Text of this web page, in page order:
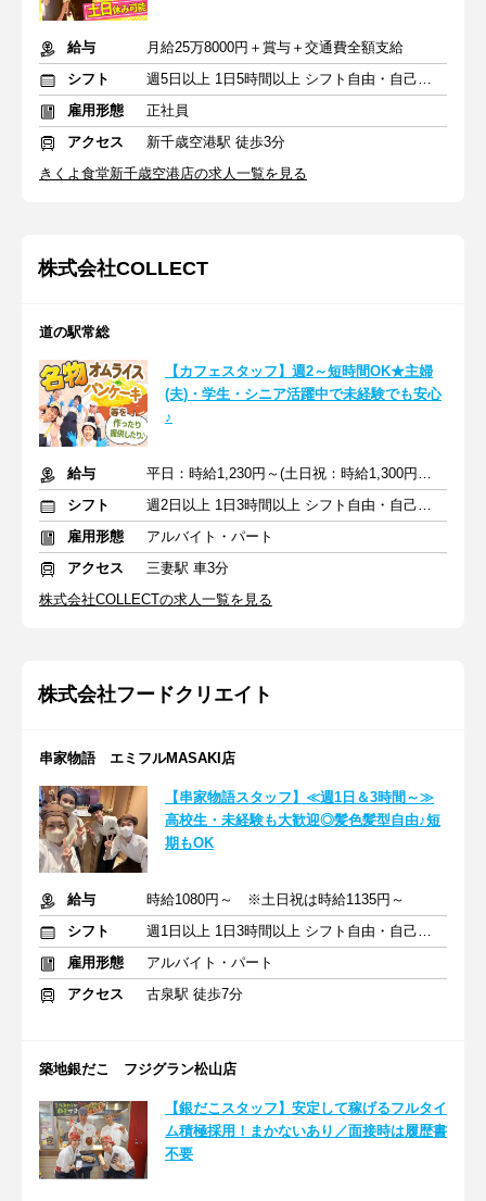
給与
月給25万8000円＋賞与＋交通費全額支給
シフト
週5日以上 1日5時間以上 シフト自由・自己申告
雇用形態
正社員
アクセス
新千歳空港駅 徒歩3分
きくよ食堂新千歳空港店の求人一覧を見る
株式会社COLLECT
道の駅常総
【カフェスタッフ】週2～短時間OK★主婦
(夫)・学生・シニア活躍中で未経験でも安心
♪
給与
平日：時給1,230円～(土日祝：時給1,300円～)＋交通費
シフト
週2日以上 1日3時間以上 シフト自由・自己申告
雇用形態
アルバイト・パート
アクセス
三妻駅 車3分
株式会社COLLECTの求人一覧を見る
株式会社フードクリエイト
串家物語 エミフルMASAKI店
【串家物語スタッフ】≪週1日＆3時間～≫
高校生・未経験も大歓迎◎髪色髪型自由♪短
期もOK
給与
時給1080円～ ※土日祝は時給1135円～
シフト
週1日以上 1日3時間以上 シフト自由・自己申告
雇用形態
アルバイト・パート
アクセス
古泉駅 徒歩7分
築地銀だこ フジグラン松山店
【銀だこスタッフ】安定して稼げるフルタイ
ム積極採用！まかないあり／面接時は履歴書
不要